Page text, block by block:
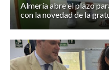
Almería abre el plazo
con la novedad de la